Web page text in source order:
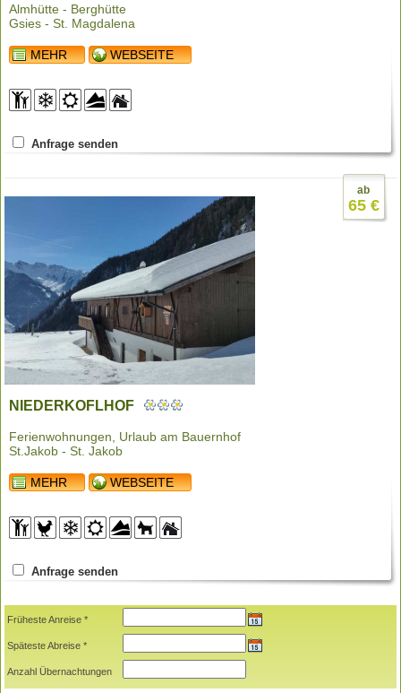
Almhütte - Berghütte
Gsies - St. Magdalena
MEHR WEBSEITE
Anfrage senden
NIEDERKOFLHOF
Ferienwohnungen, Urlaub am Bauernhof
St.Jakob - St. Jakob
MEHR WEBSEITE
Anfrage senden
ab
65 €
Früheste Anreise *
Späteste Abreise *
Anzahl Übernachtungen